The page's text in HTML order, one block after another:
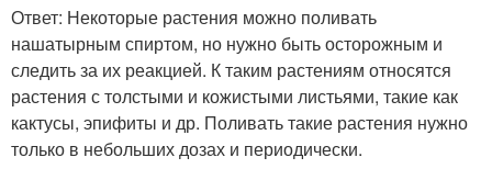
Ответ: Некоторые растения можно поливать
нашатырным спиртом, но нужно быть осторожным и
следить за их реакцией. К таким растениям относятся
растения с толстыми и кожистыми листьями, такие как
кактусы, эпифиты и др. Поливать такие растения нужно
только в небольших дозах и периодически.